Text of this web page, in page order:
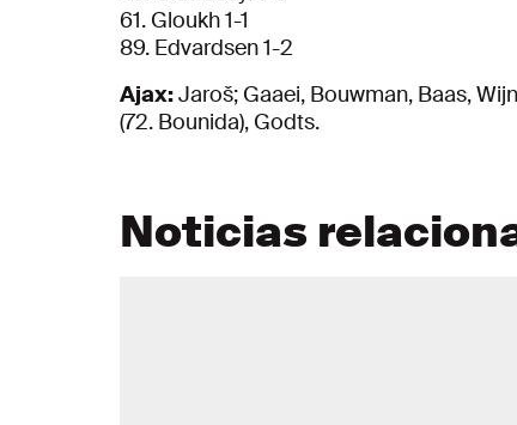
61. Gloukh 1-1
89. Edvardsen 1-2
Ajax:Jaroš; Gaaei, Bouwman, Baas,
(72. Bounida), Godts.
Noticias